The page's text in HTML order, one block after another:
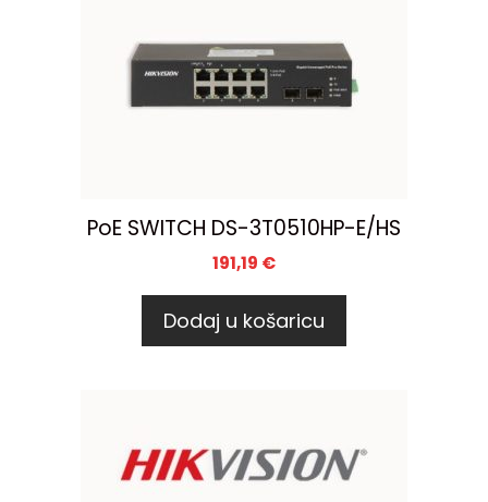
PoE SWITCH DS-3T0510HP-E/HS
191,19 €
Dodaj u košaricu